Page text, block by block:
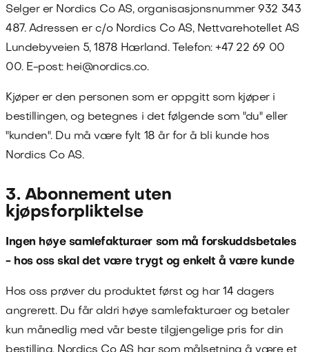
Selger er Nordics Co AS, organisasjonsnummer932 343
487. Adressen er c/o Nordics Co AS, Nettvarehotellet AS
Lundebyveien 5,1878 Hærland. Telefon:+47 22 69 00
00. E-post: hei@nordics.co.
Kjøper er den personen som er oppgitt som kjøper i
bestillingen, og betegnes i det følgende som "du" eller
"kunden". Du må være fylt 18 år for å bli kunde hos
Nordics Co AS.
3. Abonnement uten
kjøpsforpliktelse
Ingen høye samlefakturaer som må forskuddsbetales
- hos oss skal det være trygt og enkelt å være kunde
Hos oss prøver du produktet først og har 14 dagers
angrerett. Du får aldri høye samlefakturaer og betaler
kun månedlig med vår beste tilgjengelige pris for din